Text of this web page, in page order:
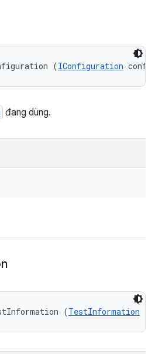
(IConfiguration
đang dùng.
(TestInformation